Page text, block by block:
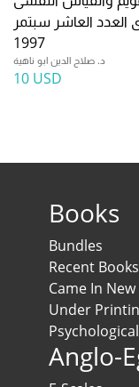
العدد العاشر سبتمر
1997
د. صلاح الدين ابو ناهية
10 USD
Books
Bundles
Recent Books
Came In New
Under
Anglo-